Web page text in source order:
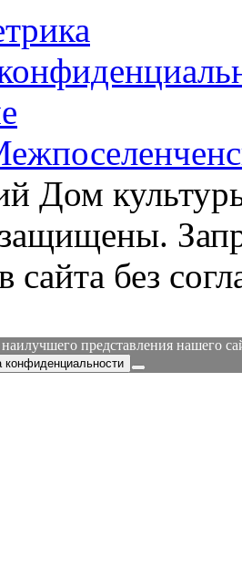
Дом
сайта без
представления нашего
конфиденциальности